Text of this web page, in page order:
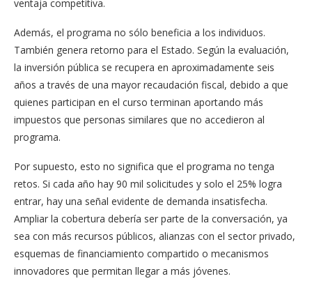
ventaja competitiva.
Además, el programa no sólo beneficia a los individuos.
También genera retorno para el Estado. Según la evaluación,
la inversión pública se recupera en aproximadamente seis
años a través de una mayor recaudación fiscal, debido a que
quienes participan en el curso terminan aportando más
impuestos que personas similares que no accedieron al
programa.
Por supuesto, esto no significa que el programa no tenga
retos. Si cada año hay 90 mil solicitudes y solo el 25% logra
entrar, hay una señal evidente de demanda insatisfecha.
Ampliar la cobertura debería ser parte de la conversación, ya
sea con más recursos públicos, alianzas con el sector privado,
esquemas de financiamiento compartido o mecanismos
innovadores que permitan llegar a más jóvenes.